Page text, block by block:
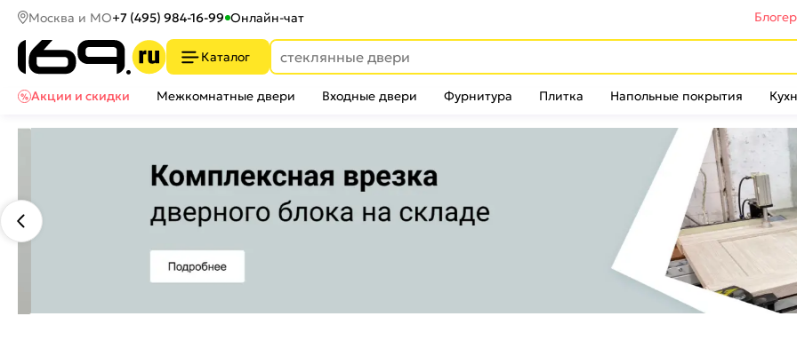
Москва и МО+7 (495) 984-16-99 Онлайн-чат
Каталог
Акции и скидки
Межкомнатные двери Входные двери Фурнитура Плитка Напольные покрытия